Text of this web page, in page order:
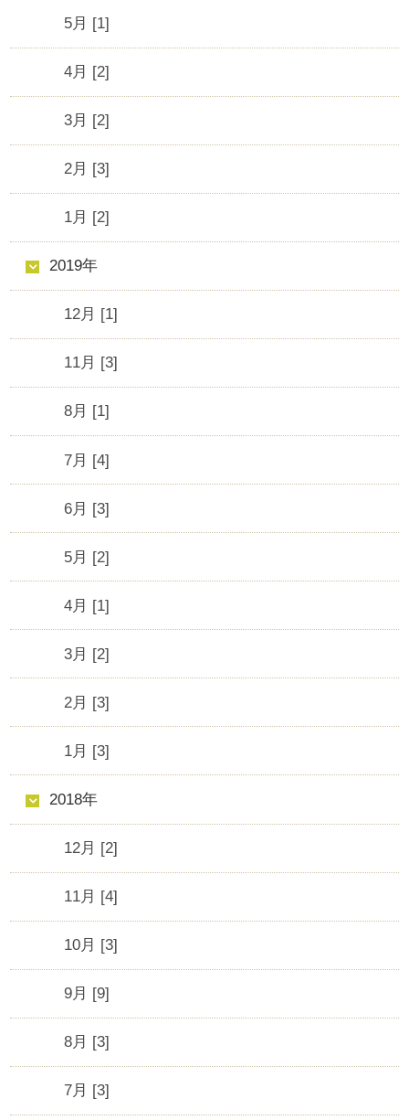
5月 [1]
4月 [2]
3月 [2]
2月 [3]
1月 [2]
2019年
12月 [1]
11月 [3]
8月 [1]
7月 [4]
6月 [3]
5月 [2]
4月 [1]
3月 [2]
2月 [3]
1月 [3]
2018年
12月 [2]
11月 [4]
10月 [3]
9月 [9]
8月 [3]
7月 [3]